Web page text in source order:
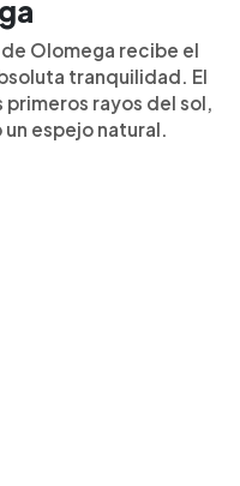
de Olomega recibe el
tranquilidad. El
primeros rayos del sol,
espejo natural.